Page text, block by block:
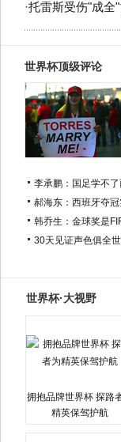
·托雷斯受伤"成全
世界杯顶级评论
李承鹏：国足学不
郝海东：西班牙夺
韩乔生：金球奖是
30天见证声色俱全
世界杯·大视野
拥抱品牌世界杯 探路
精英保驾护航